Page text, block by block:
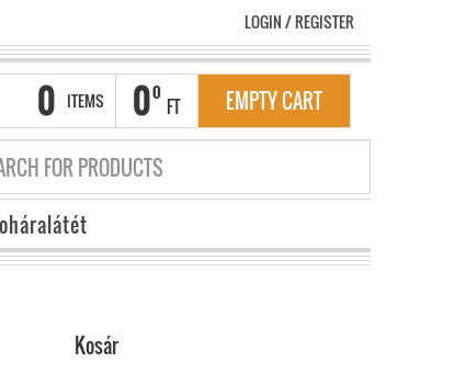
LOGIN/REGISTER
0 ITEMS 00
FT EMPTY CART
Kosár